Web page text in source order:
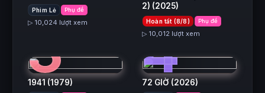
Phim Lẻ Phụ đề
▷ 10,024 lượt xem
2) (2025)
Hoàn tất (8/8) Phụ đề
▷ 10,012 lượt xem
3
1941 (1979) 4
72 GIỜ (2026)